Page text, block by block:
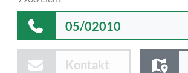
05/02010
Kontakt